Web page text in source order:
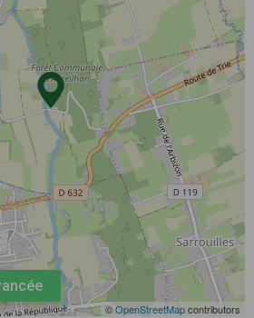
©OpenStreetMapcontributors